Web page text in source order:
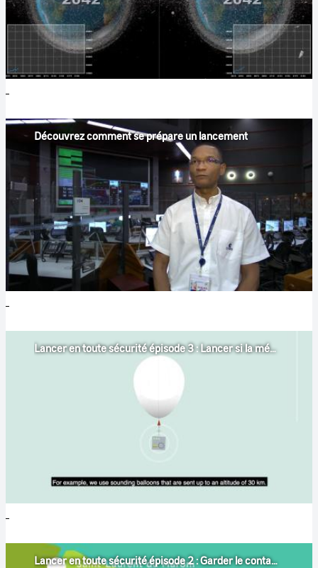
Découvrez comment se prépare un lancement
Lancer en toute sécurité épisode 3 : Lancer si la météo le permet
Lancer en toute sécurité épisode 2 : Garder le contact avec la fusée